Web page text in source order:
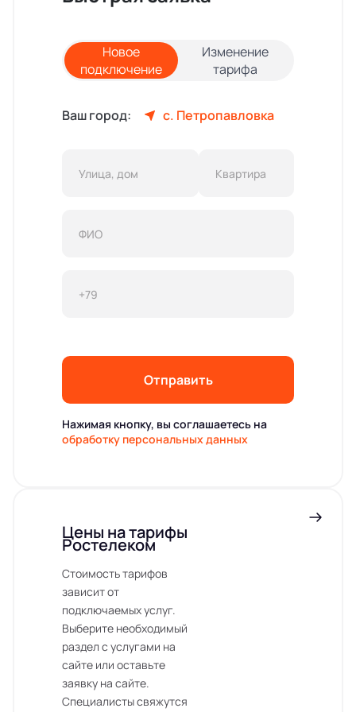
Новое
подключение
Изменение
тарифа
Ваш город: с. Петропавловка
Отправить
Нажимая кнопку, вы соглашаетесь на
обработку персональных данных
Цены на тарифы
Ростелеком
Стоимость тарифов
зависит от
подключаемых услуг.
Выберите необходимый
раздел с услугами на
сайте или оставьте
заявку на сайте.
Специалисты свяжутся